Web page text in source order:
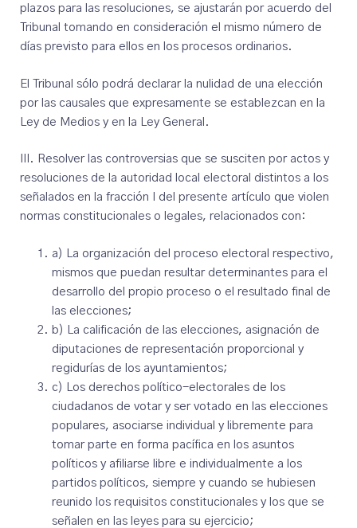
plazos para las resoluciones, se ajustarán por acuerdo del
Tribunal tomando en consideración el mismo número de
días previsto para ellos en los procesos ordinarios.
El Tribunal sólo podrá declarar la nulidad de una elección
por las causales que expresamente se establezcan en la
Ley de Medios y en la Ley General.
III. Resolver las controversias que se susciten por actos y
resoluciones de la autoridad local electoral distintos a los
señalados en la fracción I del presente artículo que violen
normas constitucionales o legales, relacionados con:
a) La organización del proceso electoral respectivo,
mismos que puedan resultar determinantes para el
desarrollo del propio proceso o el resultado final de
las elecciones;
b) La calificación de las elecciones, asignación de
diputaciones de representación proporcional y
regidurías de los ayuntamientos;
c) Los derechos político-electorales de los
ciudadanos de votar y ser votado en las elecciones
populares, asociarse individual y libremente para
tomar parte en forma pacífica en los asuntos
políticos y afiliarse libre e individualmente a los
partidos políticos, siempre y cuando se hubiesen
reunido los requisitos constitucionales y los que se
señalen en las leyes para su ejercicio;